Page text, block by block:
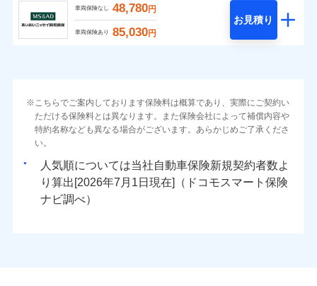
車両保険なし 48,780円
車両保険あり 85,030円
お見積り
こちらでご案内しております保険料は概算であり、実際にご契約い
ただける保険料とは異なります。また保険会社によって補償内容や
特約名称なども異なる場合がございます。あらかじめご了承くださ
い。
人気順については当社
新規契約者数よ
り算出[
年 月
日現在]（ドコモスマート保険
ナビ調べ）